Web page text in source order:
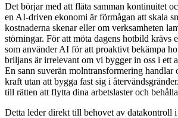
Det börjar med att fläta samman kontinuitet
en AI-driven ekonomi är förmågan att skala
kostnaderna skenar eller om verksamheten
störningar. För att möta dagens hotbild krävs
som använder AI för att proaktivt bekämpa
briljans är irrelevant om vi bygger in oss i ett
En sann suverän molntransformering handlar
kraft utan att bygga fast sig i
till rätten att flytta dina arbetslaster och
Detta leder direkt till behovet av datakontroll i